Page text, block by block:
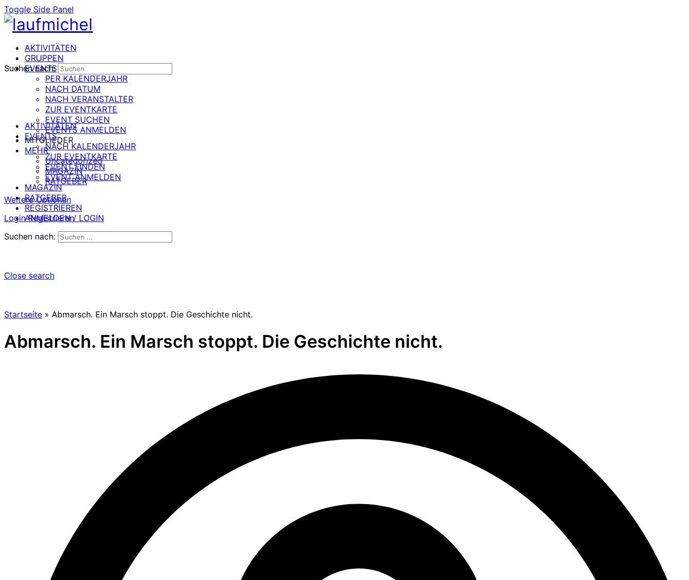
Toggle Side Panel
AKTIVITÄTEN
GRUPPEN
EVENTS
PER KALENDERJAHR
NACH DATUM
NACH VERANSTALTER
ZUR EVENTKARTE
EVENT SUCHEN
EVENTS ANMELDEN
MITGLIEDER
MEHR
Uncategorized
MAGAZIN
RATGEBER
Weitere Optionen
Login Registrieren
Suchen nach:
AKTIVITÄTEN
EVENTS
NACH KALENDERJAHR
ZUR EVENTKARTE
EVENT FINDEN
EVENT ANMELDEN
MAGAZIN
RATGEBER
REGISTRIEREN
ANMELDEN / LOGIN
Suchen nach:
Close search
Startseite » Abmarsch. Ein Marsch stoppt. Die Geschichte nicht.
Abmarsch. Ein Marsch stoppt. Die Geschichte nicht.